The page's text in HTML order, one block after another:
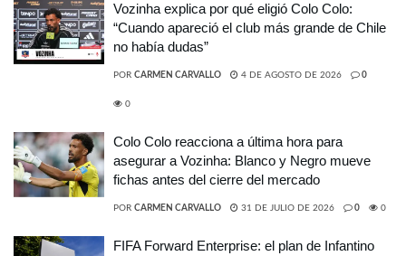
Vozinha explica por qué eligió Colo Colo:
“Cuando apareció el club más grande de Chile
no había dudas”
POR CARMEN CARVALLO 4 DE AGOSTO DE 2026 0
0
Colo Colo reacciona a última hora para
asegurar a Vozinha: Blanco y Negro mueve
fichas antes del cierre del mercado
POR CARMEN CARVALLO 31 DE JULIO DE 2026 0 0
FIFA Forward Enterprise: el plan de Infantino